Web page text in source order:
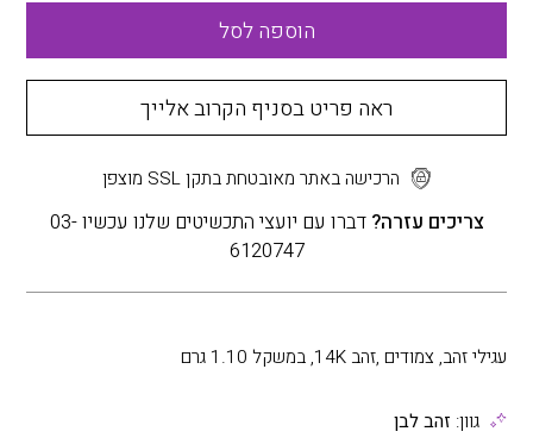
הוספה לסל
ראה פריט בסניף הקרוב אלייך
הרכישה באתר מאובטחת בתקן SSL מוצפן
צריכים עזרה?
דברו עם יועצי התכשיטים שלנו עכשיו 03-
6120747
עגילי זהב, צמודים ,זהב 14K, במשקל 1.10 גרם
גוון: זהב לבן